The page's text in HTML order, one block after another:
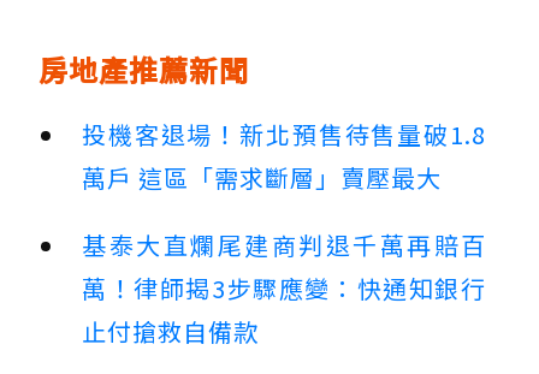
房地產推薦新聞
投機客退場！新北預售待售量破1.8
萬戶 這區「需求斷層」賣壓最大
基泰大直爛尾建商判退千萬再賠百
萬！律師揭3步驟應變：快通知銀行
止付搶救自備款